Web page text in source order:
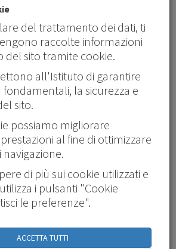
per la
continua
e Aziende
ci siamo
questo obiettivo:
del trattamento dei dati, ti
raccolte informazioni
del sito tramite cookie.
all'Istituto di garantire
la sicurezza e
sito.
possiamo migliorare
al fine di ottimizzare
navigazione.
di più sui cookie utilizzati e
i pulsanti "Cookie
le preferenze".
ACCETTA TUTTI